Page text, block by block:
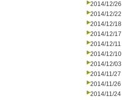
2014/12/26
2014/12/22
2014/12/18
2014/12/17
2014/12/11
2014/12/10
2014/12/03
2014/11/27
2014/11/26
2014/11/24